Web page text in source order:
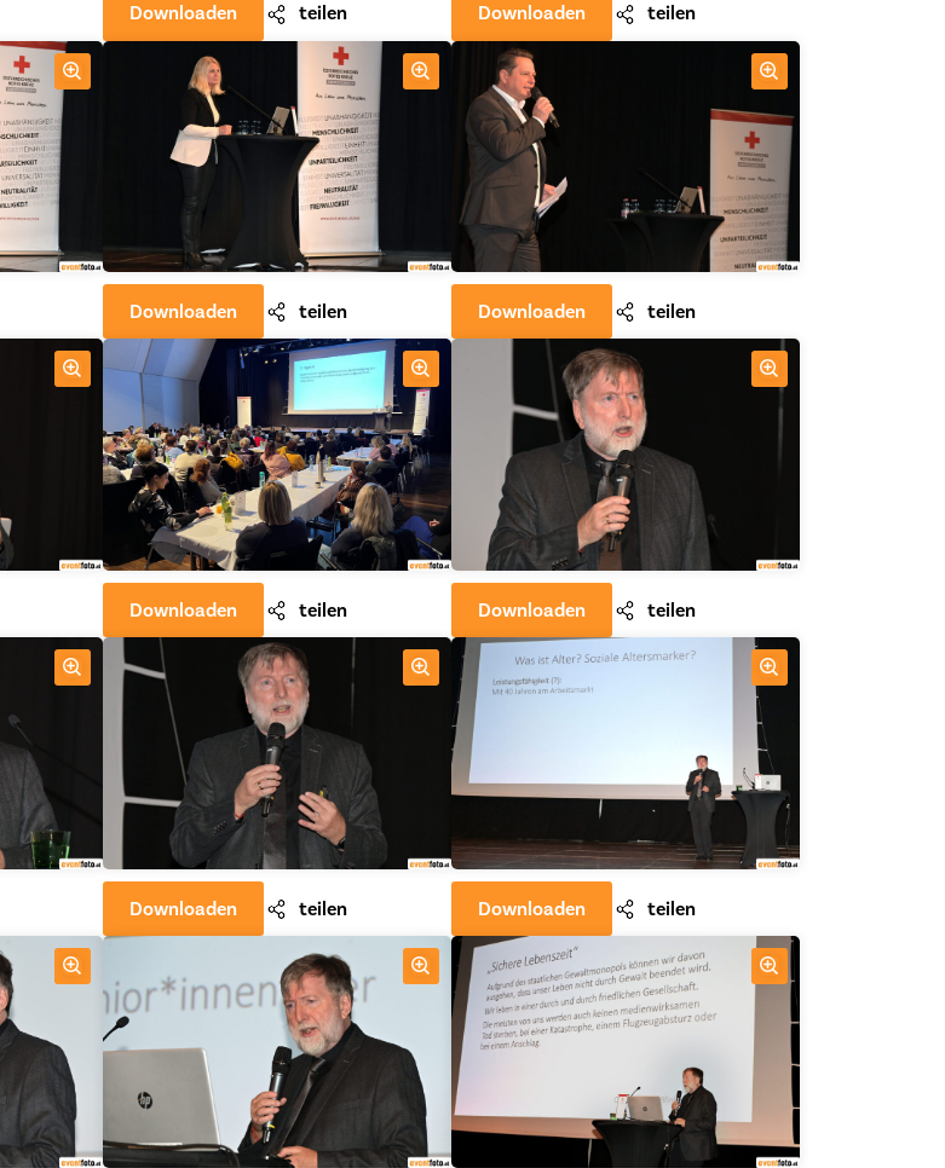
Downloaden teilen Downloaden teilen
Downloaden teilen Downloaden teilen
Downloaden teilen Downloaden teilen
Downloaden teilen Downloaden teilen